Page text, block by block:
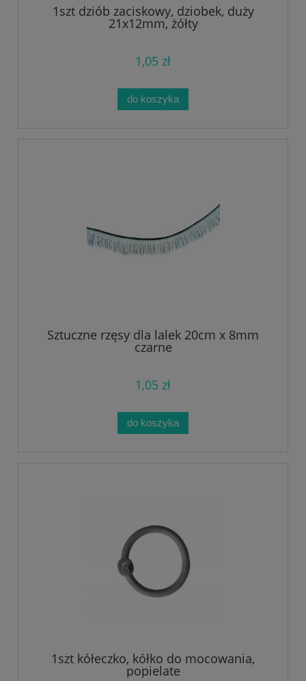
1szt dziób zaciskowy, dziobek, duży
21x12mm, żółty
1,05 zł
do koszyka
Sztuczne rzęsy dla lalek 20cm x 8mm
czarne
1,05 zł
do koszyka
1szt kółeczko, kółko do mocowania,
popielate